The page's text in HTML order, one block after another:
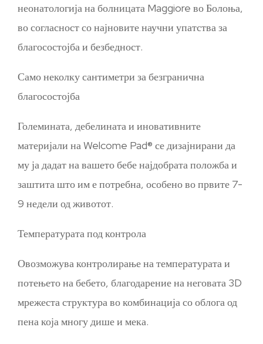
неонатологија на болницата Maggiore во Болоња,
во согласност со најновите научни упатства за
благосостојба и безбедност.
Само неколку сантиметри за безгранична
благосостојба
Големината, дебелината и иновативните
материјали на Welcome Pad® се дизајнирани да
му ја дадат на вашето бебе најдобрата положба и
заштита што им е потребна, особено во првите 7-
9 недели од животот.
Температурата под контрола
Овозможува контролирање на температурата и
потењето на бебето, благодарение на неговата 3D
мрежеста структура во комбинација со облога од
пена која многу дише и мека.